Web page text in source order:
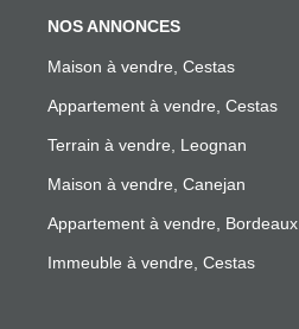
NOS ANNONCES
Maison à vendre, Cestas
Appartement à vendre, Cestas
Terrain à vendre, Leognan
Maison à vendre, Canejan
Appartement à vendre, Bordeaux
Immeuble à vendre, Cestas